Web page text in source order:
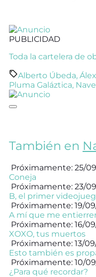
PUBLICIDAD
Toda la cartelera de
Alberto Úbeda,
Pluma Galáztica,
También en
Próximamente: 25/
Coneja
Próximamente: 23/
B, el primer
Próximamente: 19/
A mí que me
Próximamente: 16/
XOXO, tus muertos
Próximamente: 13/
Esto también es
Próximamente: 10/
¿Para qué recordar?